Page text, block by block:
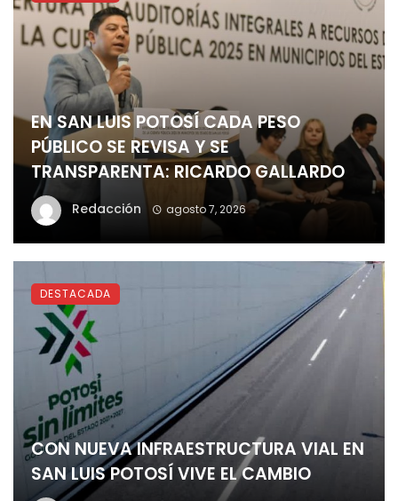
EN SAN LUIS POTOSÍ CADA PESO
PÚBLICO SE REVISA Y SE
TRANSPARENTA: RICARDO GALLARDO
Redacción agosto 7, 2026
CON NUEVA INFRAESTRUCTURA VIAL EN
SAN LUIS POTOSÍ VIVE EL CAMBIO
DESTACADA